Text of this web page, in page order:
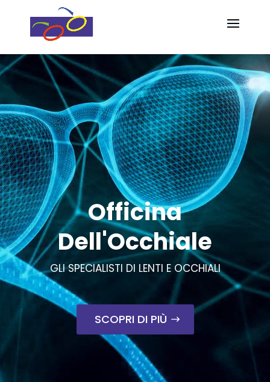
Officina
Dell'Occhiale
GLI SPECIALISTI DI LENTI E OCCHIALI
SCOPRI DI PIÙ